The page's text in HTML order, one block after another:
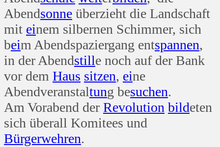
Abendsonne überzieht die Landschaft
mit einem silbernen Schimmer, sich
beim Abendspaziergang entspannen,
in der Abendstille noch auf der Bank
vor dem Haus sitzen, eine
Abendveranstaltung besuchen.
Am Vorabend der Revolution bildeten
sich überall Komitees und
Bürgerwehren.